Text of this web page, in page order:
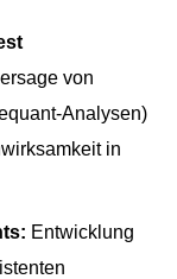
von
Analysen)
in
Entwicklung